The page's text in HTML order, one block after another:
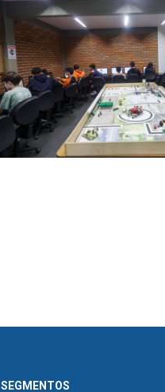
SEGMENTOS